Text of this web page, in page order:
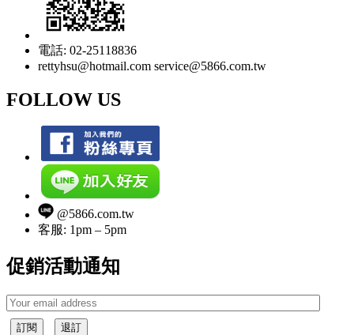
電話: 02-25118836
rettyhsu@hotmail.com service@5866.com.tw
FOLLOW US
@5866.com.tw
客服: 1pm – 5pm
促銷活動通知
訂閱 退訂